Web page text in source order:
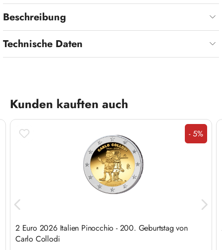
Beschreibung
Technische Daten
Produktgalerie überspringen
Kunden kauften auch
Rabatt
- 5%
2 Euro 2026 Italien Pinocchio - 200. Geburtstag von
Carlo Collodi